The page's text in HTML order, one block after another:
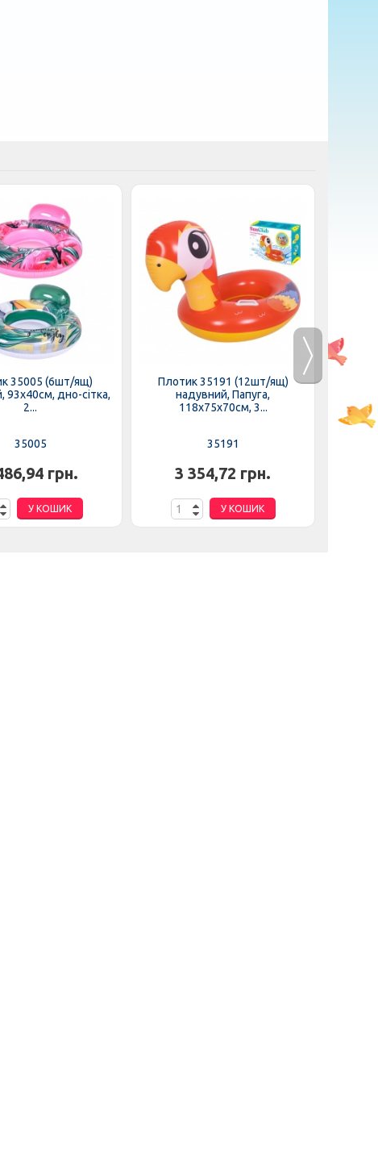
35005 (6шт/ящ)
93х40см, дно-сітка,
2...
35005
грн.
У КОШИК
Плотик 35191 (12шт/ящ)
надувний, Папуга,
118х75х70см, 3...
35191
3 354,72 грн.
У КОШИК